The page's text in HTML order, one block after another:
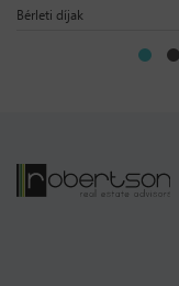
Bérleti díjak